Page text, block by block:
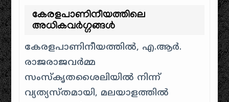
കേരളപാണിനീയത്തിലെ
അധികവർഗ്ഗങ്ങൾ
കേരളപാണിനീയത്തിൽ, എ.ആർ.
രാജരാജവർമ്മ
സംസ്കൃതശൈലിയിൽ നിന്ന്
വ്യത്യസ്തമായി, മലയാളത്തിൽ